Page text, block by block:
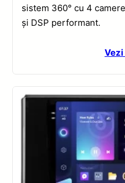
sistem 360° cu 4
și DSP performant.